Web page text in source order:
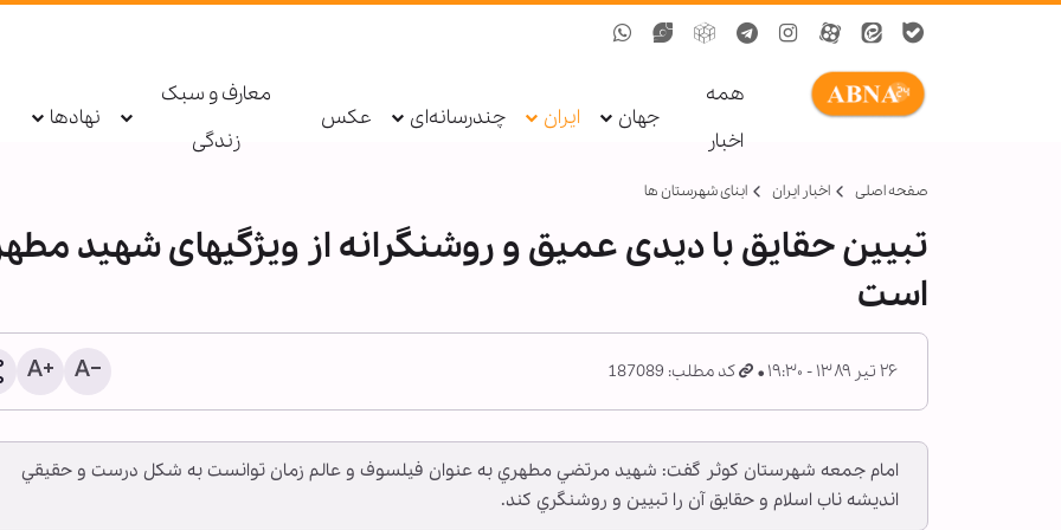
همه
اخبار
جهان ایران چندرسانه‌ای عکس
معارف و سبک
زندگی
نهادها
صفحه اصلی اخبار ایران ابنای شهرستان ها
تبيين حقايق با ديدی عميق و روشنگرانه از ویژگی‏های شهید
است
۲۶ تیر ۱۳۸۹ - ۱۹:۳۰ کد مطلب: 187089
امام جمعه شهرستان كوثر گفت: شهيد مرتضي مطهري به عنوان فيلسوف و عالم زمان توانست به شكل درست و حقيقي
انديشه ناب اسلام و حقايق آن را تبيين و روشنگري كند.
اتهام جاسوسی یک کارمند
برای رژیم صهیونیستی؛